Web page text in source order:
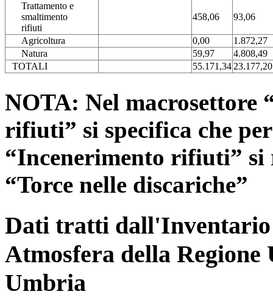
Trattamento e
smaltimento
rifiuti
458,06 93,06
Agricoltura 0,00
1.872,27
Natura
59,97
4.808,49
TOTALI
55.171,3423.177,20
NOTA: Nel macrosettore
rifiuti” si specifica che
“Incenerimento rifiuti”
“Torce nelle discariche”
Dati tratti dall'Inventario
Atmosfera della
Umbria